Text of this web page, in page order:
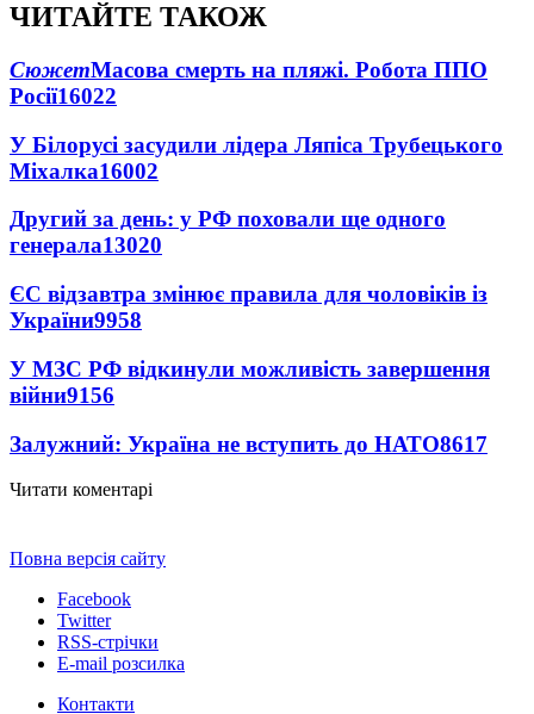
ЧИТАЙТЕ ТАКОЖ
СюжетМасова смерть на пляжі. Робота ППО
Росії16022
У Білорусі засудили лідера Ляпіса Трубецького
Міхалка16002
Другий за день: у РФ поховали ще одного
генерала13020
ЄС відзавтра змінює правила для чоловіків із
України9958
У МЗС РФ відкинули можливість завершення
війни9156
Залужний: Україна не вступить до НАТО8617
Читати коментарі
Повна версія сайту
Facebook
Twitter
RSS-стрічки
E-mail розсилка
Контакти